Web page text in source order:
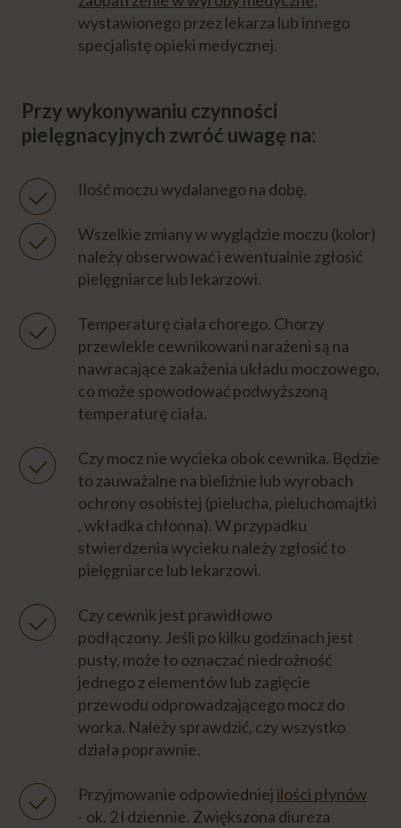
wystawionego przez lekarza lub innego
specjalistę opieki medycznej.
Przy wykonywaniu czynności
pielęgnacyjnych zwróć uwagę na:
Ilość moczu wydalanego na dobę.
Wszelkie zmiany w wyglądzie moczu (kolor)
należy obserwować i ewentualnie zgłosić
pielęgniarce lub lekarzowi.
Temperaturę ciała chorego. Chorzy
przewlekle cewnikowani narażeni są na
nawracające zakażenia układu moczowego,
co może spowodować podwyższoną
temperaturę ciała.
Czy mocz nie wycieka obok cewnika. Będzie
to zauważalne na bieliźnie lub wyrobach
ochrony osobistej (pielucha, pieluchomajtki
, wkładka chłonna). W przypadku
stwierdzenia wycieku należy zgłosić to
pielęgniarce lub lekarzowi.
Czy cewnik jest prawidłowo
podłączony. Jeśli po kilku godzinach jest
pusty, może to oznaczać niedrożność
jednego z elementów lub zagięcie
przewodu odprowadzającego mocz do
worka. Należy sprawdzić, czy wszystko
działa poprawnie.
Przyjmowanie odpowiedniejilości płynów
- ok. 2 l dziennie. Zwiększona diureza